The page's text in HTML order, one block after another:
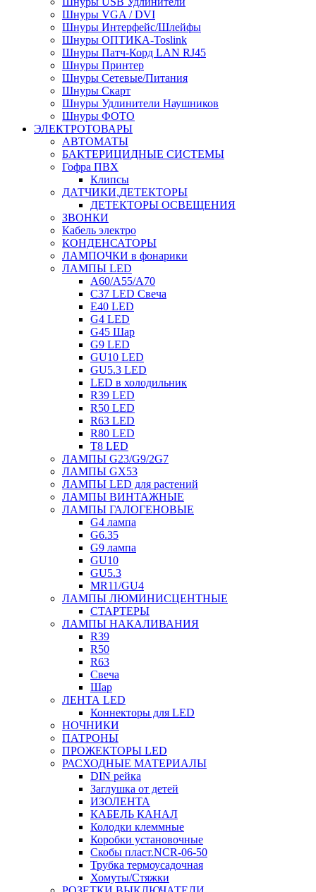
Шнуры VGA / DVI
Шнуры Интерфейс/Шлейфы
Шнуры ОПТИКА-Toslink
Шнуры Патч-Корд LAN RJ45
Шнуры Принтер
Шнуры Сетевые/Питания
Шнуры Скарт
Шнуры Удлинители Наушников
Шнуры ФОТО
ЭЛЕКТРОТОВАРЫ
АВТОМАТЫ
БАКТЕРИЦИДНЫЕ СИСТЕМЫ
Гофра ПВХ
Клипсы
ДАТЧИКИ,ДЕТЕКТОРЫ
ДЕТЕКТОРЫ ОСВЕЩЕНИЯ
ЗВОНКИ
Кабель электро
КОНДЕНСАТОРЫ
ЛАМПОЧКИ в фонарики
ЛАМПЫ LED
A60/A55/A70
C37 LED Свеча
E40 LED
G4 LED
G45 Шар
G9 LED
GU10 LED
GU5.3 LED
LED в холодильник
R39 LED
R50 LED
R63 LED
R80 LED
T8 LED
ЛАМПЫ G23/G9/2G7
ЛАМПЫ GX53
ЛАМПЫ LED для растений
ЛАМПЫ ВИНТАЖНЫЕ
ЛАМПЫ ГАЛОГЕНОВЫЕ
G4 лампа
G6.35
G9 лампа
GU10
GU5.3
MR11/GU4
ЛАМПЫ ЛЮМИНИСЦЕНТНЫЕ
СТАРТЕРЫ
ЛАМПЫ НАКАЛИВАНИЯ
R39
R50
R63
Свеча
Шар
ЛЕНТА LED
Коннекторы для LED
НОЧНИКИ
ПАТРОНЫ
ПРОЖЕКТОРЫ LED
РАСХОДНЫЕ МАТЕРИАЛЫ
DIN рейка
Заглушка от детей
ИЗОЛЕНТА
КАБЕЛЬ КАНАЛ
Колодки клеммные
Коробки установочные
Скобы пласт.NCR-06-50
Трубка термоусадочная
Хомуты/Стяжки